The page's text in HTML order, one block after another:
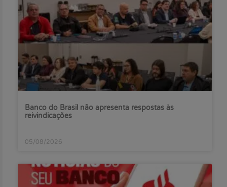
Banco do Brasil não apresenta respostas às
reivindicações
05/08/2026